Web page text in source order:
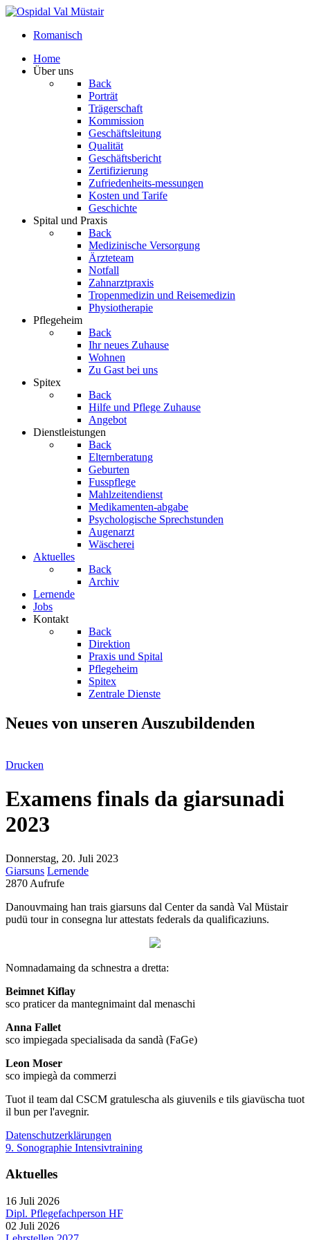
Romanisch
Home
Über uns
Back
Porträt
Trägerschaft
Kommission
Geschäftsleitung
Qualität
Geschäftsbericht
Zertifizierung
Zufriedenheits-messungen
Kosten und Tarife
Geschichte
Spital und Praxis
Back
Medizinische Versorgung
Ärzteteam
Notfall
Zahnarztpraxis
Tropenmedizin und Reisemedizin
Physiotherapie
Pflegeheim
Back
Ihr neues Zuhause
Wohnen
Zu Gast bei uns
Spitex
Back
Hilfe und Pflege Zuhause
Angebot
Dienstleistungen
Back
Elternberatung
Geburten
Fusspflege
Mahlzeitendienst
Medikamenten-abgabe
Psychologische Sprechstunden
Augenarzt
Wäscherei
Aktuelles
Back
Archiv
Lernende
Jobs
Kontakt
Back
Direktion
Praxis und Spital
Pflegeheim
Spitex
Zentrale Dienste
Neues von unseren Auszubildenden
Drucken
Examens finals da giarsunadi
2023
Donnerstag, 20. Juli 2023
Giarsuns Lernende
2870 Aufrufe
Danouvmaing han trais giarsuns dal Center da sandà Val Müstair
pudü tour in consegna lur attestats federals da qualificaziuns.
Nomnadamaing da schnestra a dretta:
Beimnet Kiflay
sco praticer da mantegnimaint dal menaschi
Anna Fallet
sco impiegada specialisada da sandà (FaGe)
Leon Moser
sco impiegà da commerzi
Tuot il team dal CSCM gratulescha als giuvenils e tils giavüscha tuot
il bun per l'avegnir.
Datenschutzerklärungen
9. Sonographie Intensivtraining
Aktuelles
16 Juli 2026
Dipl. Pflegefachperson HF
02 Juli 2026